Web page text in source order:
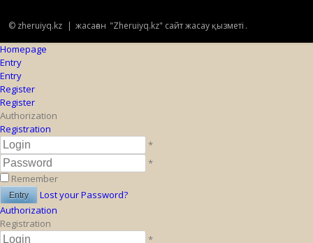
© zheruiyq.kz | жасаған "Zheruiyq.kz" сайт жасау қызметі .
Homepage
Entry
Entry
Register
Register
Authorization
Registration
*
*
Remember
Lost your Password?
Authorization
Registration
*